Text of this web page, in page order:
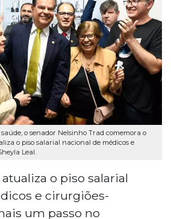
o senador Nelsinho Trad comemora o
o piso salarial nacional de médicos e
Leal.
o piso salarial
e cirurgiões-
um passo no